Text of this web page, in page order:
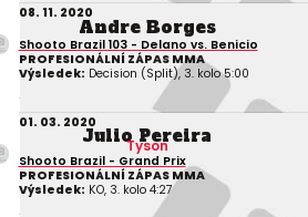
08. 11. 2020
Andre Borges
Shooto Brazil 103 - Delano vs. Benicio
PROFESIONÁLNÍ ZÁPAS MMA
Výsledek: Decision (Split), 3. kolo 5:00
01. 03. 2020
Julio Pereira
Tyson
Shooto Brazil - Grand Prix
PROFESIONÁLNÍ ZÁPAS MMA
Výsledek: KO, 3. kolo 4:27